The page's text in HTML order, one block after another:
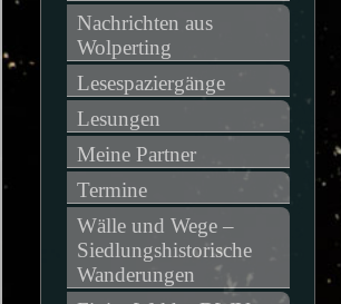
Nachrichten aus
Wolperting
Lesespaziergänge
Lesungen
Meine Partner
Termine
Wälle und Wege –
Siedlungshistorische
Wanderungen